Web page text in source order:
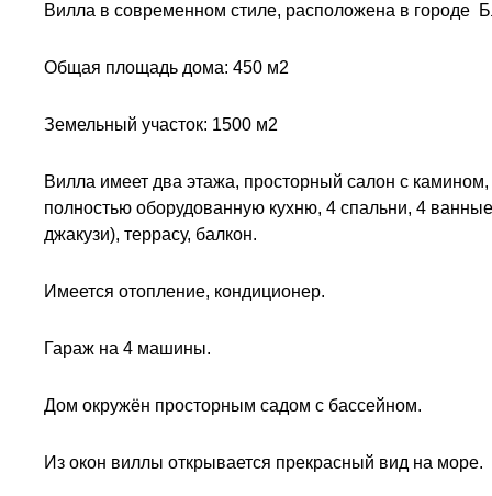
Вилла в современном стиле, расположена в городе
Общая площадь дома: 450 м2
Земельный участок: 1500 м2
Вилла имеет два этажа, просторный салон с
полностью оборудованную кухню, 4 спальни, 4
джакузи), террасу, балкон.
Имеется отопление, кондиционер.
Гараж на 4 машины.
Дом окружён просторным садом с бассейном.
Из окон виллы открывается прекрасный вид на море.